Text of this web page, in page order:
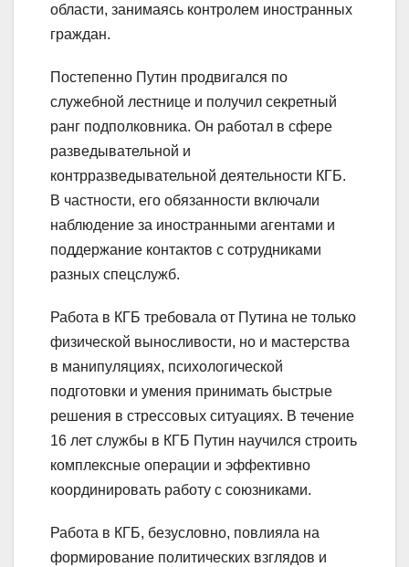
области, занимаясь контролем иностранных
граждан.
Постепенно Путин продвигался по
служебной лестнице и получил секретный
ранг подполковника. Он работал в сфере
разведывательной и
контрразведывательной деятельности КГБ.
В частности, его обязанности включали
наблюдение за иностранными агентами и
поддержание контактов с сотрудниками
разных спецслужб.
Работа в КГБ требовала от Путина не только
физической выносливости, но и мастерства
в манипуляциях, психологической
подготовки и умения принимать быстрые
решения в стрессовых ситуациях. В течение
16 лет службы в КГБ Путин научился строить
комплексные операции и эффективно
координировать работу с союзниками.
Работа в КГБ, безусловно, повлияла на
формирование политических взглядов и